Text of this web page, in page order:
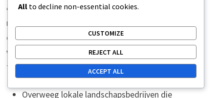
een meeslepende omgeving in thematische
minigolfbanen. Leveranciers bieden vaak diensten aan
die het planten, het vormgeven van het terrein en
waterelementen omvatten om aan te sluiten bij het
thema van de baan.
Overweeg lokale landschapsbedrijven die
All to decline non-essential cookies.
CUSTOMIZE
REJECT ALL
ACCEPT ALL